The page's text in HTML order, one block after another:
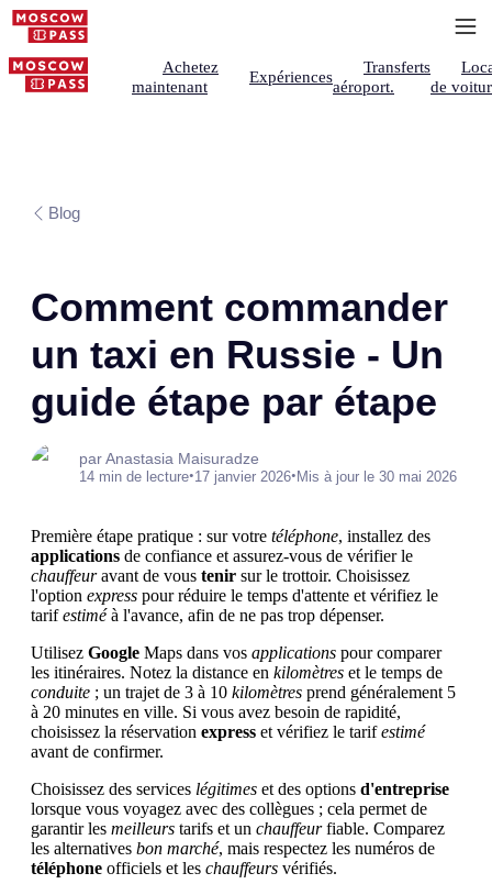
Achetez
maintenant
Expériences
Transferts
aéroport.
de
Blog
Comment commander
un taxi en Russie - Un
guide étape par étape
par Anastasia Maisuradze
14 min de lecture•17 janvier 2026•Mis à jour le 30 mai 2026
Première étape pratique : sur votre téléphone, installez des
applications de confiance et assurez-vous de vérifier le
chauffeuravant de vous tenir sur le trottoir. Choisissez
l'option express pour réduire le temps d'attente et vérifiez le
tarifestiméà l'avance, afin de ne pas trop dépenser.
Utilisez Google Maps dans vos applications pour comparer
les itinéraires. Notez la distance en kilomètres et le temps de
conduite ; un trajet de 3 à 10 kilomètres prend généralement 5
à 20 minutes en ville. Si vous avez besoin de rapidité,
choisissez la réservation express et vérifiez le tarifestimé
avant de confirmer.
Choisissez des services légitimes et des options d'entreprise
lorsque vous voyagez avec des collègues ; cela permet de
garantir les meilleurs tarifs et un chauffeurfiable. Comparez
les alternatives bon marché, mais respectez les numéros de
téléphone officiels et les chauffeurs vérifiés.